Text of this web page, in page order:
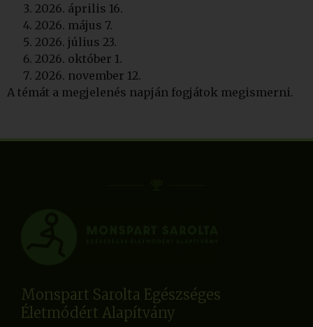
2026. április 16.
2026. május 7.
2026. július 23.
2026. október 1.
2026. november 12.
A témát a megjelenés napján fogjátok megismerni.
Monspart Sarolta Egészséges
Életmódért Alapítvány